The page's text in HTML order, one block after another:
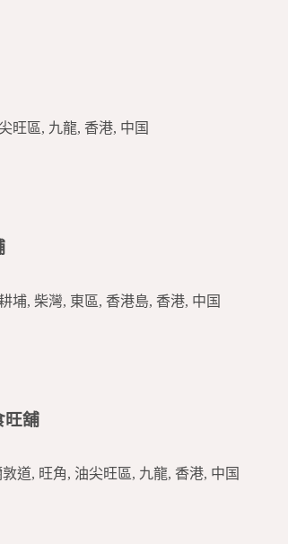
旺區, 九龍, 香港, 中国
埔, 柴灣, 東區, 香港島, 香港, 中国
旺舖
道, 旺角, 油尖旺區, 九龍, 香港, 中国